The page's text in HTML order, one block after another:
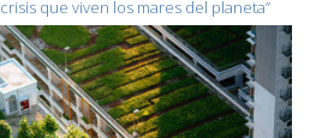
que viven los mares del planeta”